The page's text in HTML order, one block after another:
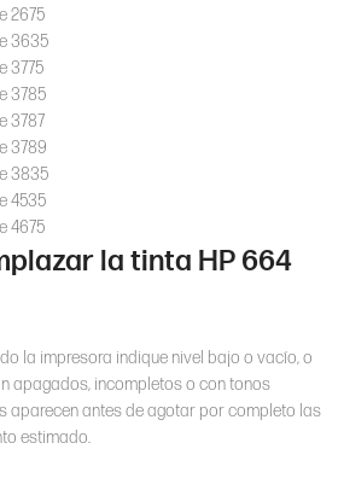
2675
3635
3775
3785
3787
3789
3835
4535
4675
la tinta HP 664
la impresora indique nivel bajo o vacío, o
apagados, incompletos o con tonos
aparecen antes de agotar por completo las
estimado.